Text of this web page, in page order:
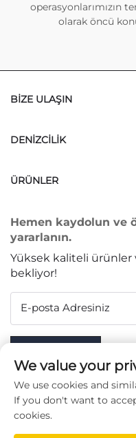
operasyonlarımızın
olarak öncü
BIZE ULAŞIN
DENIZCILIK
ÜRÜNLER
Hemen kaydolun ve
yararlanın.
Yüksek kaliteli ürünler
bekliyor!
E-posta Adresiniz
BIZI TAKIP EDIN
We value your
We use cookies and
If you don't want to
cookies.